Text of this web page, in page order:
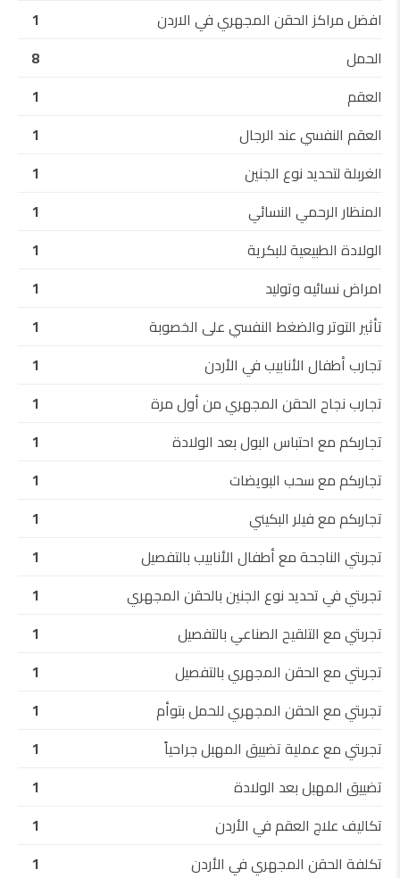
افضل مراكز الحقن المجهري في الاردن
1
الحمل
8
العقم
1
العقم النفسي عند الرجال
1
الغربلة لتحديد نوع الجنين
1
المنظار الرحمي النسائي
1
الولادة الطبيعية للبكرية
1
امراض نسائيه وتوليد
1
تأثير التوتر والضغط النفسي على الخصوبة
1
تجارب أطفال الأنابيب في الأردن
1
تجارب نجاح الحقن المجهري من أول مرة
1
تجاربكم مع احتباس البول بعد الولادة
1
تجاربكم مع سحب البويضات
1
تجاربكم مع فيلر البكيني
1
تجربتي الناجحة مع أطفال الأنابيب بالتفصيل
1
تجربتي في تحديد نوع الجنين بالحقن المجهري
1
تجربتي مع التلقيح الصناعي بالتفصيل
1
تجربتي مع الحقن المجهري بالتفصيل
1
تجربتي مع الحقن المجهري للحمل بتوأم
1
تجربتي مع عملية تضييق المهبل جراحياً
1
تضييق المهبل بعد الولادة
1
تكاليف علاج العقم في الأردن
1
تكلفة الحقن المجهري في الأردن
1